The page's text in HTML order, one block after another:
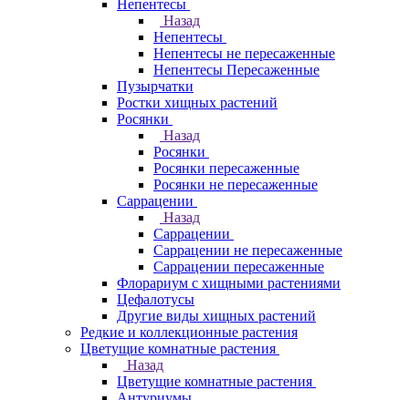
Непентесы
Назад
Непентесы
Непентесы не пересаженные
Непентесы Пересаженные
Пузырчатки
Ростки хищных растений
Росянки
Назад
Росянки
Росянки пересаженные
Росянки не пересаженные
Саррацении
Назад
Саррацении
Саррацении не пересаженные
Саррацении пересаженные
Флорариум с хищными растениями
Цефалотусы
Другие виды хищных растений
Редкие и коллекционные растения
Цветущие комнатные растения
Назад
Цветущие комнатные растения